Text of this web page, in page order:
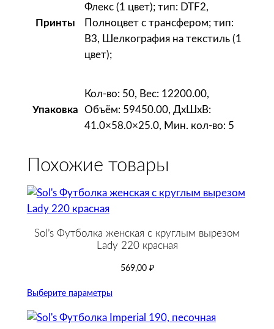
Принты
Флекс (1 цвет); тип: DTF2,
Полноцвет с трансфером; тип:
B3, Шелкография на текстиль (1
цвет);
Упаковка
Кол-во: 50, Вес: 12200.00,
Объём: 59450.00, ДxШxВ:
41.0×58.0×25.0, Мин. кол-во: 5
Похожие товары
Sol’s Футболка женская с круглым вырезом
Lady 220 красная
569,00 ₽
Выберите параметры